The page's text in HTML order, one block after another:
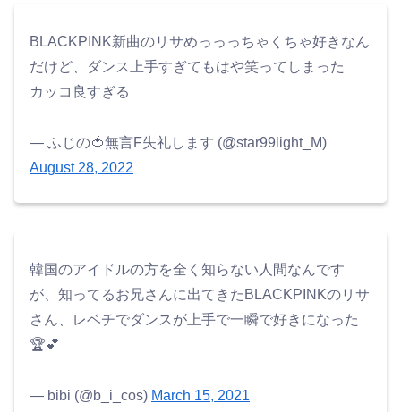
BLACKPINK新曲のリサめっっっちゃくちゃ好きなん
だけど、ダンス上手すぎてもはや笑ってしまった
カッコ良すぎる
— ふじの🍅無言F失礼します (@star99light_M)
August 28, 2022
韓国のアイドルの方を全く知らない人間なんです
が、知ってるお兄さんに出てきたBLACKPINKのリサ
さん、レベチでダンスが上手で一瞬で好きになった
🏆💕
— bibi (@b_i_cos) March 15, 2021